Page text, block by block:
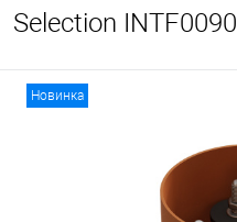
Selection INTF0090
Новинка